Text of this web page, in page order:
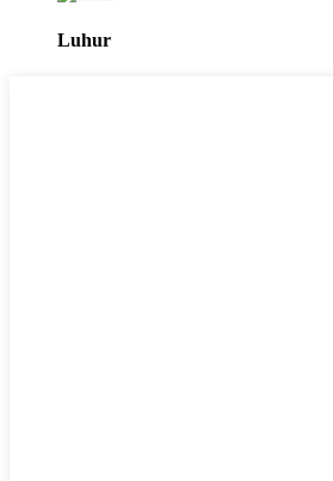
Luhur